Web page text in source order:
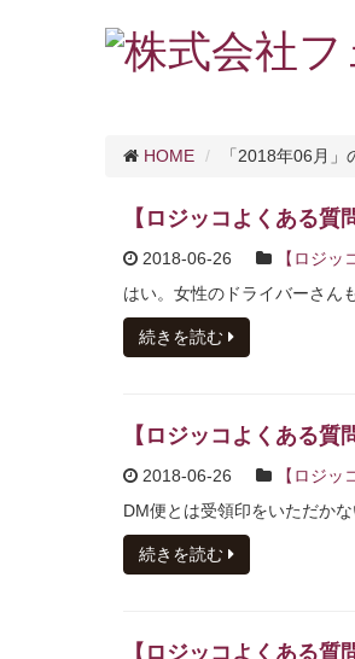
HOME 「2018年06月」
【ロジッコよくある
2018-06-26 【ロジッ
はい。女性のドライバーさん
続きを読む
【ロジッコよくある
2018-06-26 【ロジッ
DM便とは受領印をいただか
続きを読む
【ロジッコよくある